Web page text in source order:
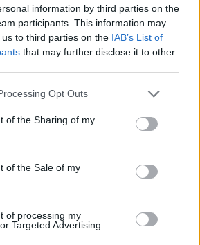
information by third parties on the
participants. This information may
to third parties on the IAB’s List of
that may further disclose it to other
Opt Outs
of the Sharing of my
of the Sale of my
of processing my
Targeted Advertising.
w kulturze - sprawdzisz
- sprawdzisz się?